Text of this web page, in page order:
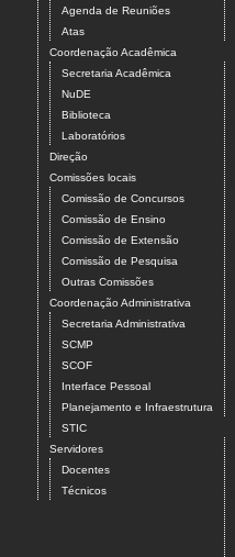
Agenda de Reuniões
Atas
Coordenação Acadêmica
Secretaria Acadêmica
NuDE
Biblioteca
Laboratórios
Direção
Comissões locais
Comissão de Concursos
Comissão de Ensino
Comissão de Extensão
Comissão de Pesquisa
Outras Comissões
Coordenação Administrativa
Secretaria Administrativa
SCMP
SCOF
Interface Pessoal
Planejamento e Infraestrutura
STIC
Servidores
Docentes
Técnicos